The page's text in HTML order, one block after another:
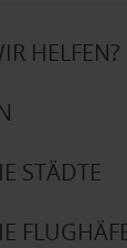
HELFEN?
STÄDTE